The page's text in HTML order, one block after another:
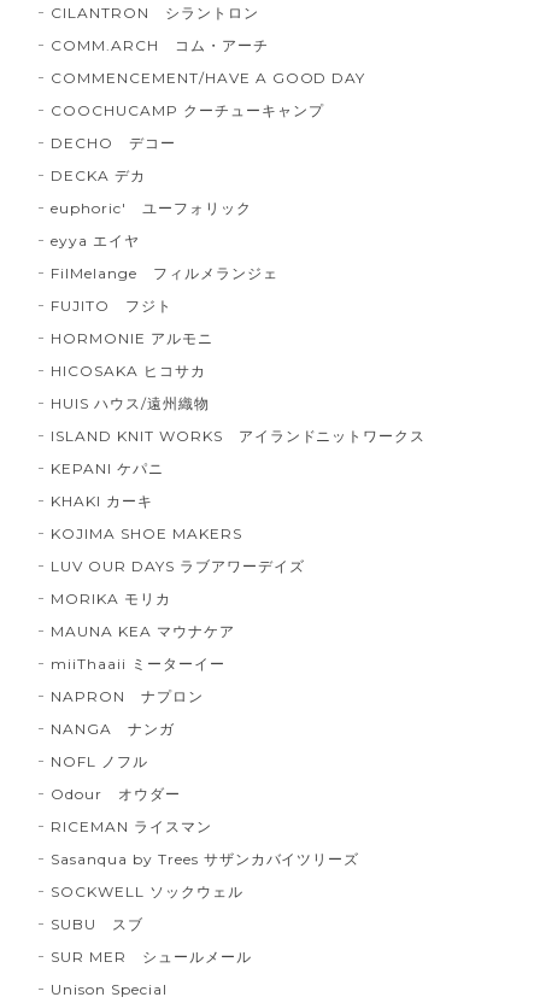
CILANTRON シラントロン
COMM.ARCH コム・アーチ
COMMENCEMENT/HAVE A GOOD DAY
COOCHUCAMP クーチューキャンプ
DECHO デコー
DECKA デカ
euphoric' ユーフォリック
eyya エイヤ
FilMelange フィルメランジェ
FUJITO フジト
HORMONIE アルモニ
HICOSAKA ヒコサカ
HUIS ハウス/遠州織物
ISLAND KNIT WORKS アイランドニットワークス
KEPANI ケパニ
KHAKI カーキ
KOJIMA SHOE MAKERS
LUV OUR DAYS ラブアワーデイズ
MORIKA モリカ
MAUNA KEA マウナケア
miiThaaii ミーターイー
NAPRON ナプロン
NANGA ナンガ
NOFL ノフル
Odour オウダー
RICEMAN ライスマン
Sasanqua by Trees サザンカバイツリーズ
SOCKWELL ソックウェル
SUBU スブ
SUR MER シュールメール
Unison Special